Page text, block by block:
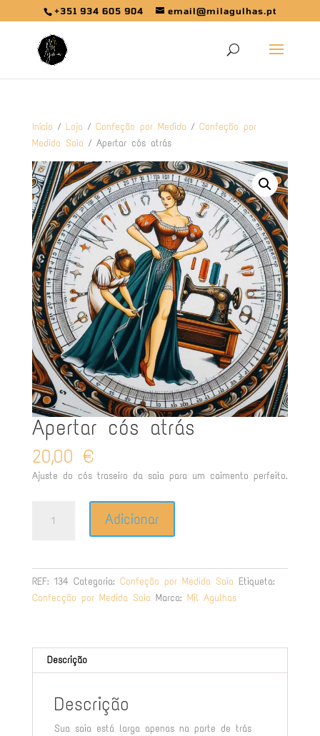
+351 934 605 904 email@milagulhas.pt
Início / Loja/ Confeção por Medida/ Confeção por
Medida Saia/ Apertar cós atrás
Apertar cós atrás
20,00 €
Ajuste do cós traseiro da saia para um caimento perfeito.
Adicionar
REF: 134 Categoria: Confeção por Medida Saia Etiqueta:
Confecção por Medida Saia Marca: Mil Agulhas
Descrição
Descrição
Sua saia está larga apenas na parte de trás